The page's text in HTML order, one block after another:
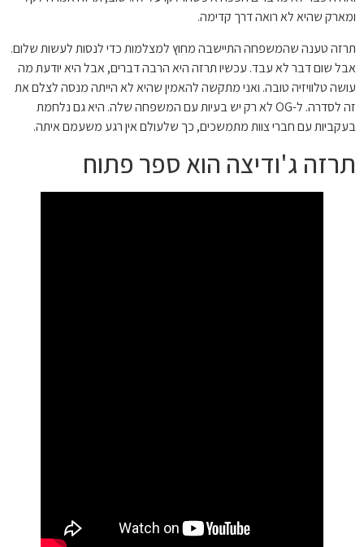
ומארק שהיא לא רואה דרך קדימה.
תרזה טענה שהמשפחה התיישבה מחוץ למצלמות כדי לנסות לעשות שלום.
אבל שום דבר לא עבד. עכשיו תרזה היא הרבה דברים, אבל היא יודעת מה
עושה טלוויזיה טובה. ואני מתקשה להאמין שהיא לא הייתה מנסה לצלם את
זה לסדרה. ל-OG לא רק יש בעיות עם המשפחה שלה. היא גם נלחמת
בעקביות עם חברי צוות מתמשכים, כך שלעולם אין רגע משעמם איתה.
תרזה ג'ודיצה הוא ספר פתוח